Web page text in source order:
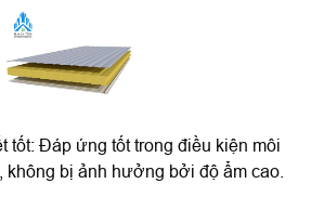
tốt: Đáp ứng tốt trong điều kiện môi
bị ảnh hưởng bởi độ ẩm cao.